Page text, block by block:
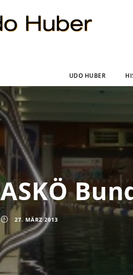
UDO HUBER
ASKÖ
27. MÄRZ 2013